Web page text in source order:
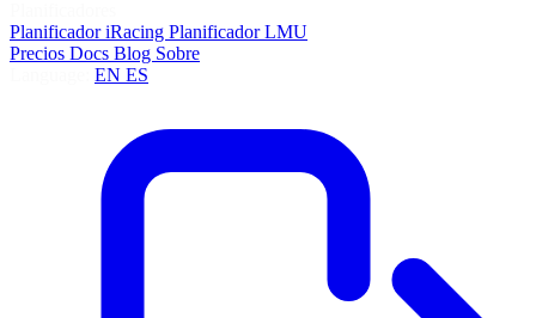
Planificador iRacing Planificador LMU
Precios Docs Blog Sobre
EN ES